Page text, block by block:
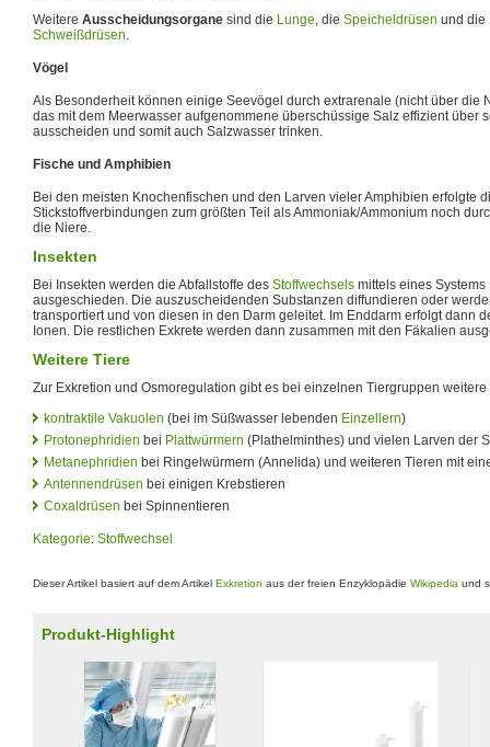
Weitere Ausscheidungsorgane sind die Lunge, die Speicheldrüsen und die
Schweißdrüsen.
Vögel
Als Besonderheit können einige Seevögel durch extrarenale (nicht über die
das mit dem Meerwasser aufgenommene überschüssige Salz effizient über
ausscheiden und somit auch Salzwasser trinken.
Fische und Amphibien
Bei den meisten Knochenfischen und den Larven vieler Amphibien erfolgte
Stickstoffverbindungen zum größten Teil als Ammoniak/Ammonium noch
die Niere.
Insekten
Bei Insekten werden die Abfallstoffe des Stoffwechsels mittels eines Systems
ausgeschieden. Die auszuscheidenden Substanzen diffundieren oder
transportiert und von diesen in den Darm geleitet. Im Enddarm erfolgt dann
Ionen. Die restlichen Exkrete werden dann zusammen mit den Fäkalien
Weitere Tiere
Zur Exkretion und Osmoregulation gibt es bei einzelnen Tiergruppen
kontraktile Vakuolen (bei im Süßwasser lebenden Einzellern)
Protonephridien bei Plattwürmern (Plathelminthes) und vielen Larven der
Metanephridien bei Ringelwürmern (Annelida) und weiteren Tieren mit
Antennendrüsen bei einigen Krebstieren
Coxaldrüsen bei Spinnentieren
Kategorie: Stoffwechsel
Dieser Artikel basiert auf dem Artikel Exkretion aus der freien Enzyklopädie Wikipedia und
Produkt-Highlight